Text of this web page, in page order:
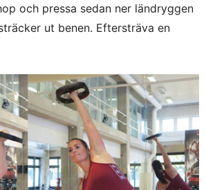
och pressa sedan ner ländryggen
ut benen. Eftersträva en